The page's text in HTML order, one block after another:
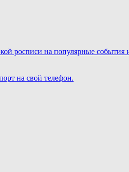
на популярные события
на свой телефон.